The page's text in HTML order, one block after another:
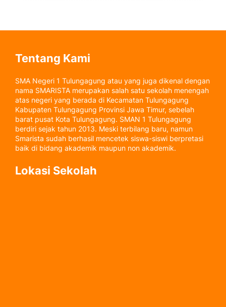
Tentang Kami
SMA Negeri 1 Tulungagung atau yang juga dikenal dengan
nama SMARISTA merupakan salah satu sekolah menengah
atas negeri yang berada di Kecamatan Tulungagung
Kabupaten Tulungagung Provinsi Jawa Timur, sebelah
barat pusat Kota Tulungagung. SMAN 1 Tulungagung
berdiri sejak tahun 2013. Meski terbilang baru, namun
Smarista sudah berhasil mencetek siswa-siswi berpretasi
baik di bidang akademik maupun non akademik.
Lokasi Sekolah